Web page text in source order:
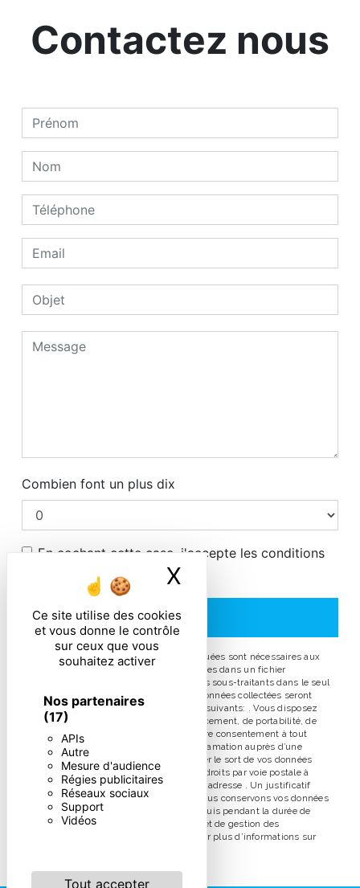
Ce site utilise des cookies
et vous donne le contrôle
sur ceux que vous
souhaitez activer
Nos partenaires
(17)
APIs
Autre
Mesure d'audience
Régies publicitaires
Réseaux sociaux
Support
Vidéos
Tout accepter
X
Contactez nous
Combien font un plus dix
En cochant cette case, j'accepte les conditions
particulières ci-dessous **
ENVOYER
** Les données personnelles communiquées sont nécessaires aux
fins de vous contacter et sont enregistrées dans un fichier
informatisé. Elles sont destinées à et ses sous-traitants dans le seul
but de répondre à votre message. Les données collectées seront
communiquées aux seuls destinataires suivants: . Vous disposez
de droits d’accès, de rectification, d’effacement, de portabilité, de
limitation, d’opposition, de retrait de votre consentement à tout
moment et du droit d’introduire une réclamation auprès d’une
autorité de contrôle, ainsi que d’organiser le sort de vos données
post-mortem. Vous pouvez exercer ces droits par voie postale à
l'adresse ou par courrier électronique à l'adresse . Un justificatif
d'identité pourra vous être demandé. Nous conservons vos données
pendant la période de prise de contact puis pendant la durée de
prescription légale aux fins probatoires et de gestion des
contentieux. Consultez le site cnil.fr pour plus d’informations sur